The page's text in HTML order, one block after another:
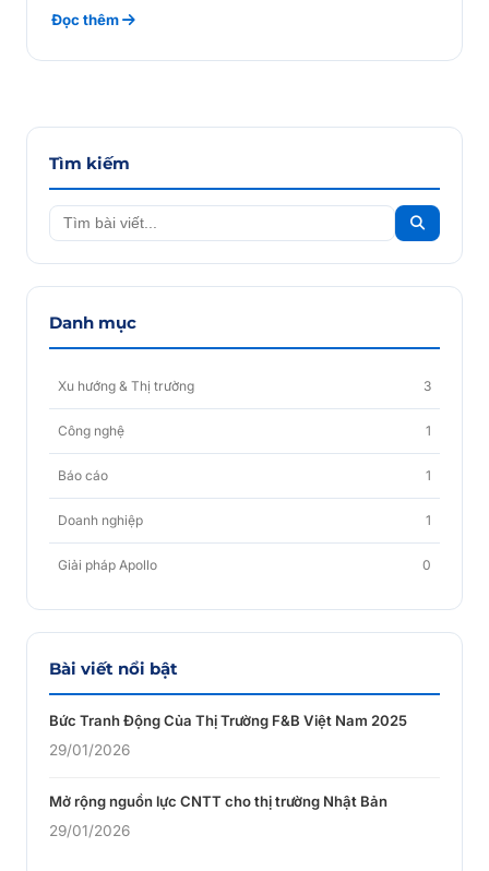
Đọc thêm
Tìm kiếm
Danh mục
Xu hướng & Thị trường 3
Công nghệ 1
Báo cáo 1
Doanh nghiệp 1
Giải pháp Apollo 0
Bài viết nổi bật
Bức Tranh Động Của Thị Trường F&B Việt Nam 2025
29/01/2026
Mở rộng nguồn lực CNTT cho thị trường Nhật Bản
29/01/2026